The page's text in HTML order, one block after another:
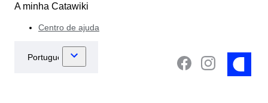
A minha Catawiki
Centro de ajuda